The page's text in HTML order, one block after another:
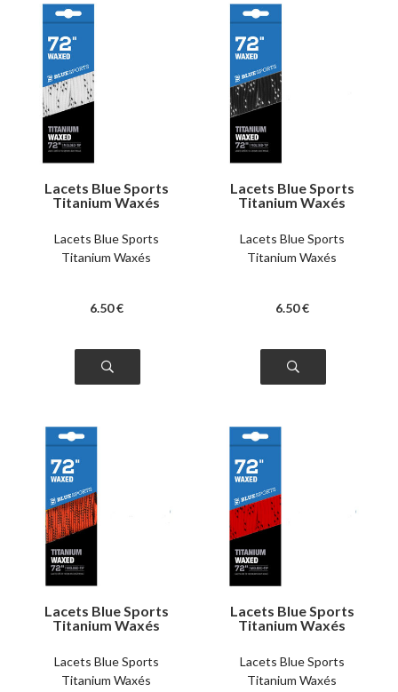
Lacets Blue Sports
Titanium Waxés
Lacets Blue Sports
Titanium Waxés
6.50 €
Lacets Blue Sports
Titanium Waxés
Lacets Blue Sports
Titanium Waxés
6.50 €
Lacets Blue Sports
Titanium Waxés
Lacets Blue Sports
Titanium Waxés
Lacets Blue Sports
Titanium Waxés
Lacets Blue Sports
Titanium Waxés